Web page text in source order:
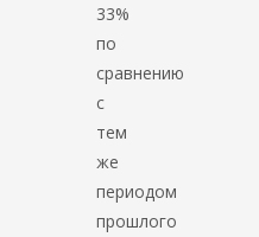
33%
по
сравнению
с
тем
же
периодом
прошлого